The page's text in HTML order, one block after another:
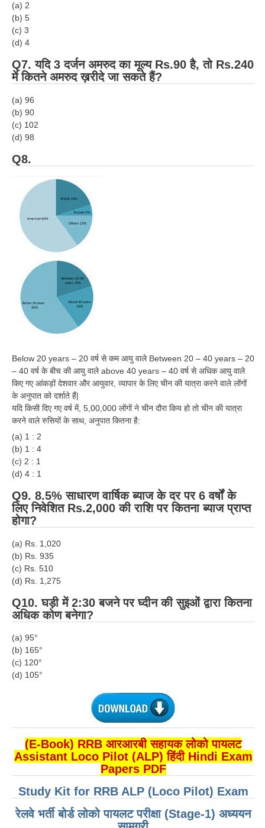
हिंदी
RRB रेलवे ग्रुप-डी
RRB जूनियर इंजीनियर - JE
मनोवैज्ञानिक परीक्षण - PSYCHO
(a) 2
(b) 5
(c) 3
(d) 4
Q7. यदि 3 दर्जन अमरुद का मूल्य Rs.90 है, तो Rs.240
में कितने अमरुद ख़रीदे जा सकते हैं?
(a) 96
(b) 90
(c) 102
(d) 98
Q8.
Below 20 years – 20 वर्ष से कम आयु वाले Between 20 – 40 years – 20
– 40 वर्ष के बीच की आयु वाले above 40 years – 40 वर्ष से अधिक आयु वाले
किए गए आंकड़ों देशवार और आयुवार, व्यापार के लिए चीन की यात्रा करने वाले लोंगों
के अनुपात को दर्शाते हैं|
यदि किसी दिए गए वर्ष में, 5,00,000 लोंगों ने चीन दौरा किय हो तो चीन की यात्रा
करने वाले रुसियों के साथ, अनुपात कितना है:
(a) 1 : 2
(b) 1 : 4
(c) 2 : 1
(d) 4 : 1
Q9. 8.5% साधारण वार्षिक ब्याज के दर पर 6 वर्षों के
लिए निवेशित Rs.2,000 की राशि पर कितना ब्याज प्राप्त
होगा?
(a) Rs. 1,020
(b) Rs. 935
(c) Rs. 510
(d) Rs. 1,275
Q10. घड़ी में 2:30 बजने पर घ्दीन की सुइओं द्वारा कितना
अधिक कोण बनेगा?
(a) 95°
(b) 165°
(c) 120°
(d) 105°
(E-Book) RRB आरआरबी सहायक लोको पायलट
Assistant Loco Pilot (ALP) हिंदी Hindi Exam
Papers PDF
Study Kit for RRB ALP (Loco Pilot) Exam
रेलवे भर्ती बोर्ड लोको पायलट परीक्षा (Stage-1) अध्ययन